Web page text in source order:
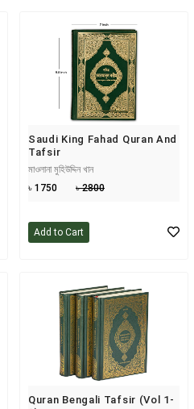
Saudi King Fahad Quran And
Tafsir
মাওলানা মুহিউদ্দিন খান
৳ 1750
৳ 2800
Add to Cart
Quran Bengali Tafsir (Vol 1-